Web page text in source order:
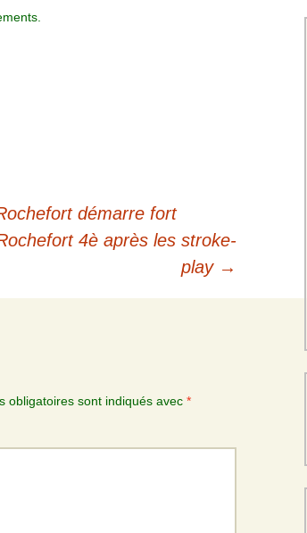
démarre fort
4è après les stroke-
play →
obligatoires sont indiqués avec *